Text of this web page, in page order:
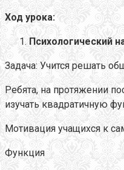
Ход урока:
Психологический
Задача: Учится решать
Ребята, на протяжении
изучать квадратичную
Мотивация учащихся к
Функция